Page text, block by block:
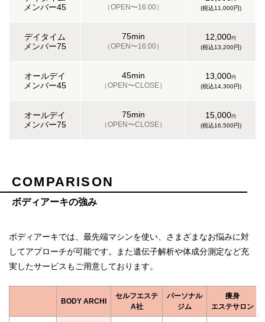
メンバー45
（OPEN〜16:00） (税込11,000円)
デイタイム
メンバー75
75min
（OPEN〜16:00）
12,000円
(税込13,200円)
オールデイ
メンバー45
45min
（OPEN〜CLOSE）
13,000円
(税込14,300円)
オールデイ
メンバー75
75min
（OPEN〜CLOSE）
15,000円
(税込16,500円)
COMPARISON
ボディアーキの強み
ボディアーキでは、最先端マシンを使い、さまざまなお悩みに対
してアプローチが可能です。また遺伝子解析や体成分測定など充
実したサービスもご用意しております。
BODY ARCHI
セルフエステ
A社
パーソナル
ジム
痩身
エステサロン